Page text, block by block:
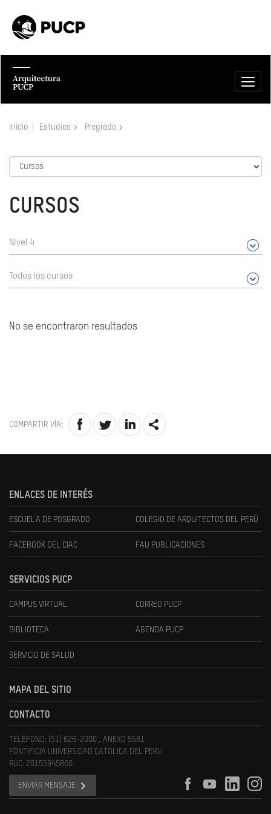
Inicio Estudios Pregrado
CURSOS
Nivel 4
Todos los cursos
No se encontraron resultados
COMPARTIR VÍA:
ENLACES DE INTERÉS
ESCUELA DE POSGRADO COLEGIO DE ARQUITECTOS DEL PERÚ
FACEBOOK DEL CIAC FAU PUBLICACIONES
SERVICIOS PUCP
CAMPUS VIRTUAL CORREO PUCP
BIBLIOTECA AGENDA PUCP
SERVICIO DE SALUD
MAPA DEL SITIO
CONTACTO
TELÉFONO: (51) 626-2000 , ANEXO 5581
PONTIFICIA UNIVERSIDAD CATOLICA DEL PERU
RUC: 20155945860
ENVIAR MENSAJE